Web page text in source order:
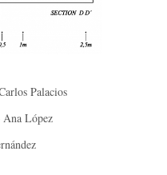
Palacios
López